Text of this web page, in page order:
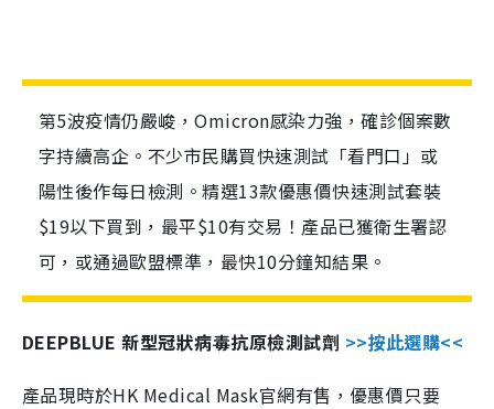
第5波疫情仍嚴峻，Omicron感染力強，確診個案數
字持續高企。不少市民購買快速測試「看門口」或
陽性後作每日檢測。精選13款優惠價快速測試套裝
$19以下買到，最平$10有交易！產品已獲衛生署認
可，或通過歐盟標準，最快10分鐘知結果。
DEEPBLUE 新型冠狀病毒抗原檢測試劑 >>按此選購<<
產品現時於HK Medical Mask官網有售，優惠價只要